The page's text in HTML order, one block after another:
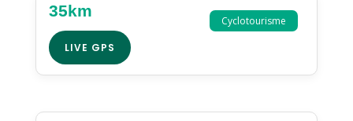
Cyclotourisme
35km
LIVE GPS